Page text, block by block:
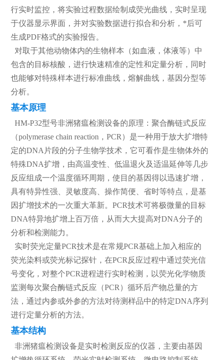
行实时监控，将实验过程数据绘制成荧光曲线，实时呈现
于仪器显示界面，并对实验数据进行拟合和分析，*后可
生成PDF格式的实验报告。
对取于其他动物体内的生物样本（如血液，体液等）中
包含的目标核酸，进行快速精准的定性和定量分析，同时
也能够对特殊样本进行标准曲线，熔解曲线，基因分型等
分析。
基本原理
HM-P32型号非洲猪瘟检测设备的原理：聚合酶链式反应
（polymerase chain reaction，PCR）是一种用于放大扩增特
定的DNA片段的分子生物学技术，它可看作是生物体外的
特殊DNA扩增，由高温变性、低温退火及适温延伸等几步
反应组成一个温度循环周期，使目的基因得以迅速扩增，
具有特异性强、灵敏度高、操作简便、省时等特点，是基
因扩增技术的一次重大革新。PCR技术可将极微量的目标
DNA特异地扩增上百万倍，从而大大提高对DNA分子的
分析和检测能力。
实时荧光定量PCR技术是在常规PCR基础上加入相应的
荧光染料或荧光标记探针，在PCR反应过程中通过荧光信
号变化，对整个PCR进程进行实时检测，以荧光化学物质
监测每次聚合酶链式反应（PCR）循环后产物总量的方
法，通过内参或外参的方法对待测样品中的特定DNA序列
进行定量分析的方法。
基本结构
非洲猪瘟检测设备是实时检测反应的仪器，主要由基因